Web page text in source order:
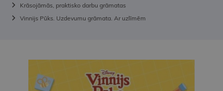
Krāsojāmās, praktisko darbu grāmatas
Vinnijs Pūks. Uzdevumu grāmata. Ar uzlīmēm